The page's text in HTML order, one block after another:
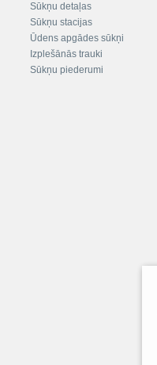
Sūkņu detaļas
Sūkņu stacijas
Ūdens apgādes sūkņi
Izplešānās trauki
Sūkņu piederumi